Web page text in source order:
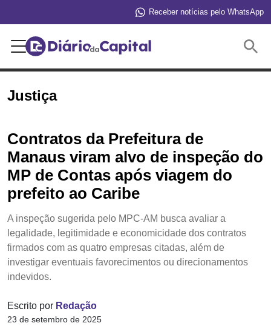
Receber notícias pelo WhatsApp
Justiça
Contratos da Prefeitura de
Manaus viram alvo de inspeção do
MP de Contas após viagem do
prefeito ao Caribe
A inspeção sugerida pelo MPC-AM busca avaliar a
legalidade, legitimidade e economicidade dos contratos
firmados com as quatro empresas citadas, além de
investigar eventuais favorecimentos ou direcionamentos
indevidos.
Escrito por Redação
23 de setembro de 2025